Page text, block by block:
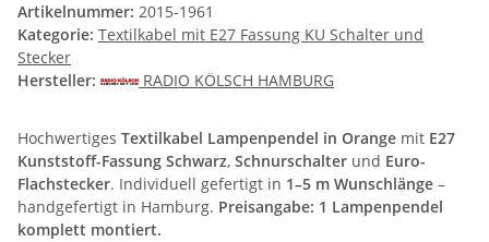
Artikelnummer: 2015-1961
Kategorie: Textilkabel mit E27 Fassung KU Schalter und
Stecker
Hersteller:
RADIO KÖLSCH HAMBURG
Hochwertiges Textilkabel Lampenpendel in Orange mit E27
Kunststoff-Fassung Schwarz, Schnurschalter und Euro-
Flachstecker. Individuell gefertigt in 1–5 m Wunschlänge –
handgefertigt in Hamburg. Preisangabe: 1 Lampenpendel
komplett montiert.